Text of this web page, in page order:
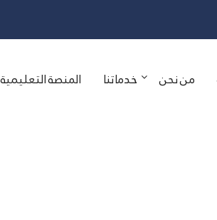
من نحن خدماتنا المنصة التعليمية